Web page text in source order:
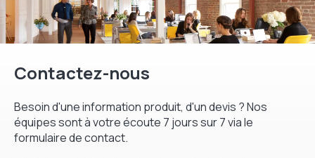
Contactez-nous
Besoin d'une information produit, d'un devis ? Nos
équipes sont à votre écoute 7 jours sur 7 via le
formulaire de contact.